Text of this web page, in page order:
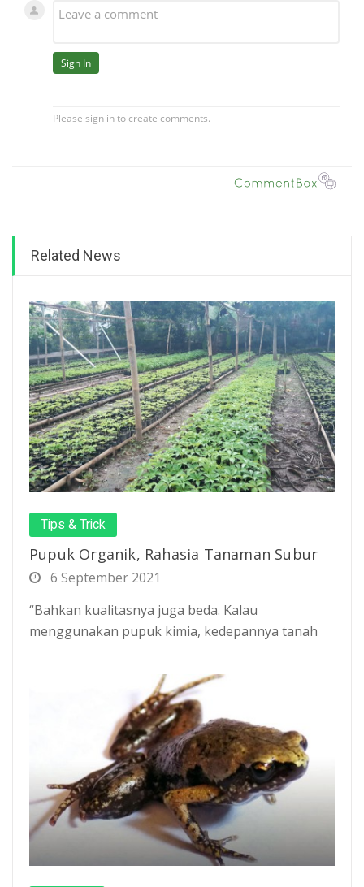
Related News
Tips & Trick
Pupuk Organik, Rahasia Tanaman Subur
6 September 2021
“Bahkan kualitasnya juga beda. Kalau
menggunakan pupuk kimia, kedepannya tanah